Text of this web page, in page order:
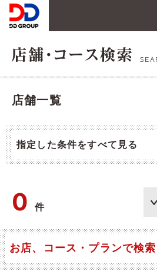
店舗一覧
指定した条件をすべて見る
0件
お店、コース・プランで検索